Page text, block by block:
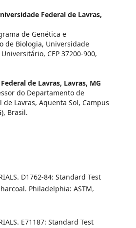
Federal de Lavras,
de Genética e
de Biologia, Universidade
CEP 37200-900,
de Lavras, Lavras, MG
do Departamento de
Lavras, Aquenta Sol, Campus
Brasil.
D1762-84: Standard Test
Philadelphia: ASTM,
E71187: Standard Test